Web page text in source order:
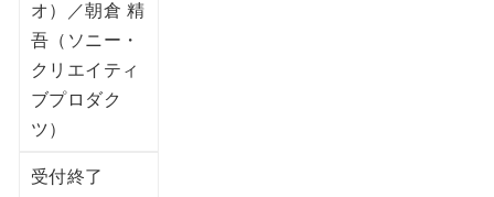
オ）／朝倉 精
吾（ソニー・
クリエイティ
ブプロダク
ツ）
受付終了